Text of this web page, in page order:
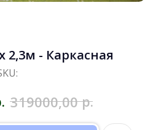
2,3м - Каркасная
319000,00 р.